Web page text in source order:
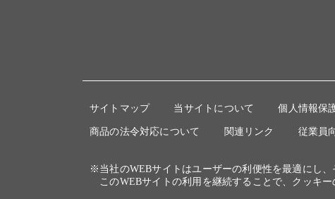
サイトマップ 当サイトについて 個人情報保
商品の法令対応について 関連リンク 従業員
※当社のWEBサイトはユーザーの利便性を最適にし
このWEBサイトの利用を継続することで、クッキー